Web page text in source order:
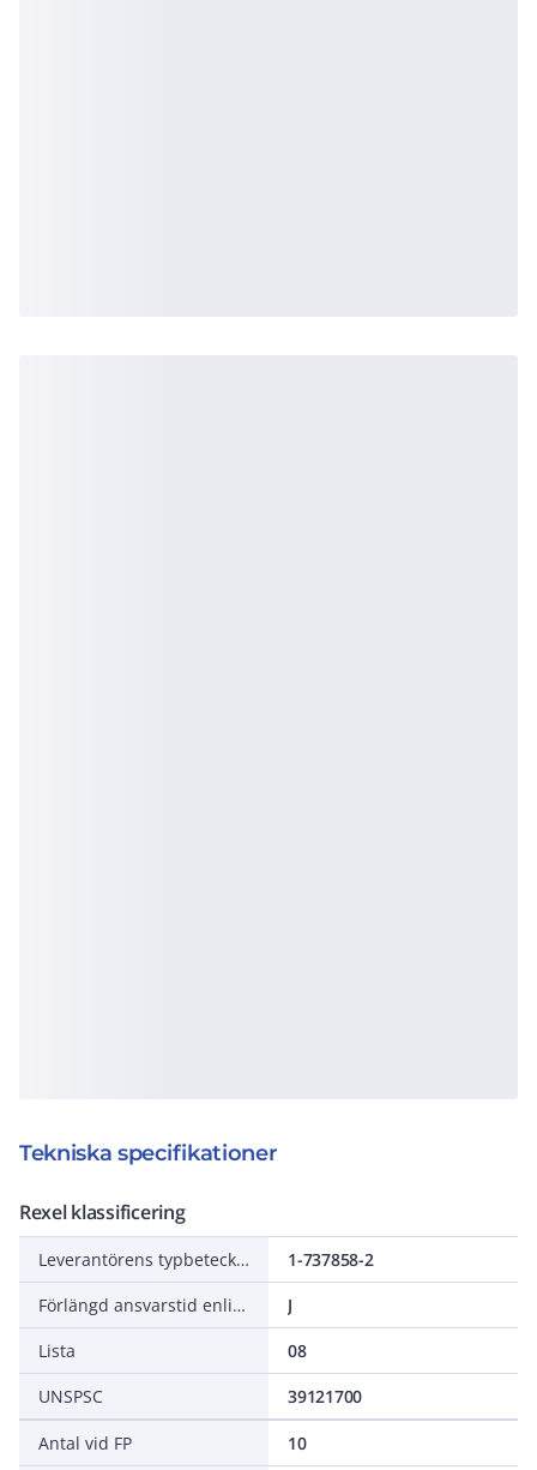
Tekniska specifikationer
Rexel klassificering
Leverantörens typbeteckning
1-737858-2
Förlängd ansvarstid enligt ALEM-09
J
Lista
08
UNSPSC
39121700
Antal vid FP
10